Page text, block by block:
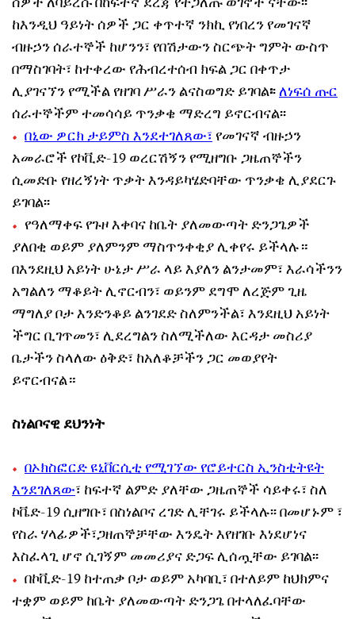
ከእንዲህ ዓይነት ሰዎች ጋር ቀጥተኛ ንክኪ የነበረን የመገናኛ
ብዙኃን ሰራተኞች ከሆንን፣ የበሽታውን ስርጭት ግምት ውስጥ
በማስገባት፣ ከተቀረው የሕብረተሰብ ክፍል ጋር በቀጥታ
ሊያገናኘን የሚችል የዘገባ ሥራን ልናስወግድ ይገባል፡፡ለነፍሰ ጡር
ሰራተኞችም ተመሳሳይ ጥንቃቄ ማድረግ ይኖርብናል፡፡
በኒው ዎርክ ታይምስ እንደተገለጸው፣የመገናኛ ብዙኃን
አመራሮች የኮቪድ-19 ወረርሽኝን የሚዘግቡ ጋዜጠኞችን
ሲመድቡ የዘረኝነት ጥቃት እንዳይካሄድባቸው ጥንቃቄ ሊያደርጉ
ይገባል፡፡
የዓለማቀፍ የጉዞ እቀባና ከቤት ያለመውጣት ድንጋጌዎች
ያለበቂ ወይም ያለምንም ማስጥንቀቂያ ሊቀየሩ ይችላሉ።
በእንደዚህ አይነት ሁኔታ ሥራ ላይ እያለን ልንታመም፣ እራሳችንን
አግልለን ማቆይት ሊኖርብን፣ ወይንም ደግሞ ለረጅም ጊዜ
ማግለያ ቦታ እንድንቆይ ልንገደድ ስለምንችል፣ እንደዚህ አይነት
ችግር ቢገጥመን፣ ሊደረግልን ስለሚችለው እርዳታ መስሪያ
ቤታችን ስላለው ዕቅድ፣ ከአለቆቻችን ጋር መወያየት
ይኖርብናል።
ስነልቦናዊ ደህንነት
በኦክስፎርድ ዩኒቨርሲቲ የሚገኘው የሮይተርስ ኢንስቲትዩት
እንደገለጸው፣ ከፍተኛ ልምድ ያለቸው ጋዜጠኞች ሳይቀሩ፣ ስለ
ኮቬድ-19 ሲዘግቡ፣ በስነልቦና ረገድ ሊቸገሩ ይችላሉ፡፡ በመሆኑም ፣
የስራ ሃላፊዎች፣ጋዘጠኞቻቸው እንዴት እየዘገቡ እነደሆነና
እስፈላጊ ሆኖ ሲገኝም መመሪያና ድጋፍ ሊሰጧቸው ይገባል፡፡
በኮቪድ-19 ከተጠቃ ቦታ ወይም አካባቢ፣ በተለይም ከህክምና
ተቋም ወይም ከቤት ያለመውጣት ድንጋጌ በተላለፈባቸው